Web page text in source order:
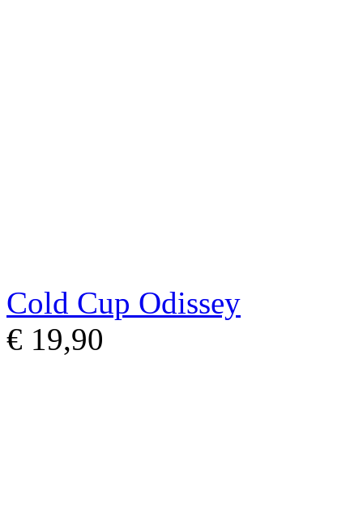
Cold Cup Odissey
€ 19,90